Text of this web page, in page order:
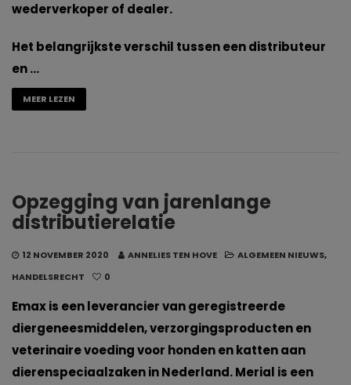
wederverkoper of dealer.
Het belangrijkste verschil tussen een distributeur
en …
MEER LEZEN
Opzegging van jarenlange
distributierelatie
12 NOVEMBER 2020 ANNELIES TEN HOVE ALGEMEEN NIEUWS,
HANDELSRECHT
0
Emax is een leverancier van geregistreerde
diergeneesmiddelen, verzorgingsproducten en
veterinaire voeding voor honden en katten aan
dierenspeciaalzaken in Nederland. Merial is een